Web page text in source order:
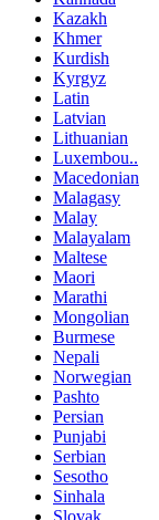
Kazakh
Khmer
Kurdish
Kyrgyz
Latin
Latvian
Lithuanian
Luxembou..
Macedonian
Malagasy
Malay
Malayalam
Maltese
Maori
Marathi
Mongolian
Burmese
Nepali
Norwegian
Pashto
Persian
Punjabi
Serbian
Sesotho
Sinhala